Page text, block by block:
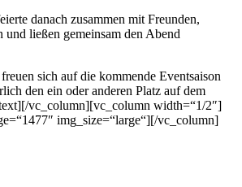
danach zusammen mit Freunden,
und ließen gemeinsam den Abend
sich auf die kommende Eventsaison
den ein oder anderen Platz auf dem
vc_column][vc_column width=“1/2″]
img_size=“large“][/vc_column]